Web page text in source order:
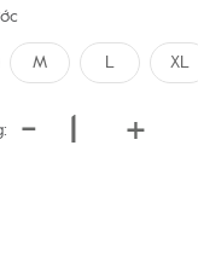
M L XL
- +